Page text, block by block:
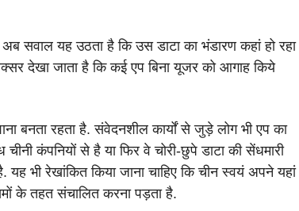
सवाल यह उठता है कि उस डाटा का भंडारण कहां हो रहा
देखा जाता है कि कई एप बिना यूजर को आगाह किये
बनता रहता है. संवेदनशील कार्यों से जुड़े लोग भी एप का
कंपनियों से है या फिर वे चोरी-छुपे डाटा की सेंधमारी
यह भी रेखांकित किया जाना चाहिए कि चीन स्वयं अपने यहां
के तहत संचालित करना पड़ता है.